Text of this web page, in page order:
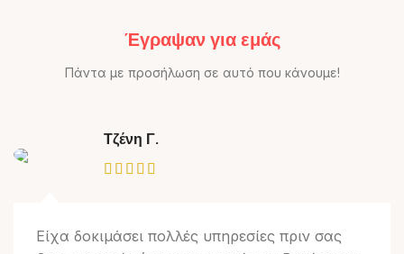
Έγραψαν για εμάς
Πάντα με προσήλωση σε αυτό που κάνουμε!
Τζένη Γ.
Είχα δοκιμάσει πολλές υπηρεσίες πριν σας